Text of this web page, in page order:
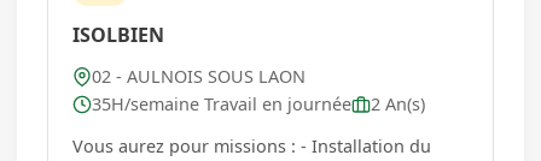
ISOLBIEN
02 - AULNOIS SOUS LAON
35H/semaine Travail en journée
2 An(s)
Vous aurez pour missions : - Installation du